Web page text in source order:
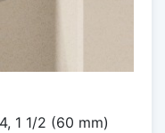
1 1/2 (60 mm)